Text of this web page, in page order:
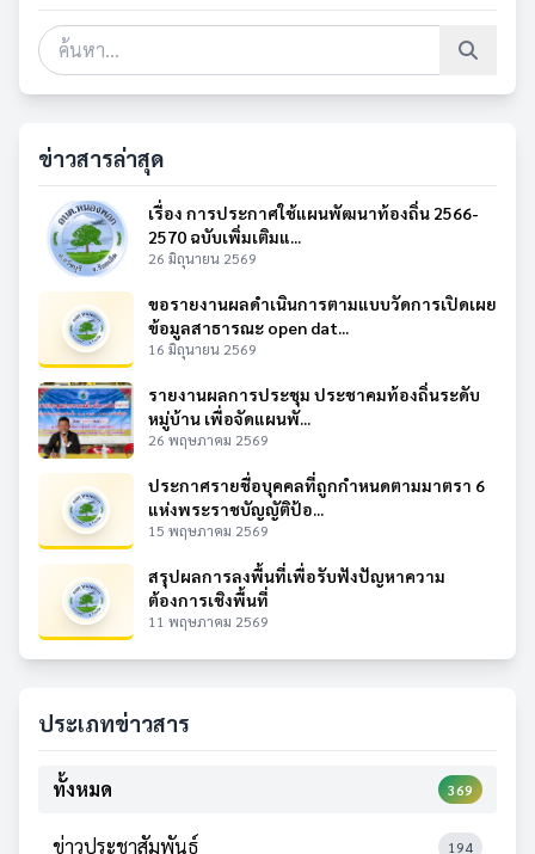
ข่าวสารล่าสุด
เรื่อง การประกาศใช้แผนพัฒนาท้องถิ่น 2566-
2570 ฉบับเพิ่มเติมแ...
26 มิถุนายน 2569
ขอรายงานผลดำเนินการตามแบบวัดการเปิดเผย
ข้อมูลสาธารณะ open dat...
16 มิถุนายน 2569
รายงานผลการประชุม ประชาคมท้องถิ่นระดับ
หมู่บ้าน เพื่อจัดแผนพั...
26 พฤษภาคม 2569
ประกาศรายชื่อบุคคลที่ถูกกำหนดตามมาตรา 6
แห่งพระราชบัญญัติป้อ...
15 พฤษภาคม 2569
สรุปผลการลงพื้นที่เพื่อรับฟังปัญหาความ
ต้องการเชิงพื้นที่
11 พฤษภาคม 2569
ประเภทข่าวสาร
ทั้งหมด 369
ข่าวประชาสัมพันธ์ 194